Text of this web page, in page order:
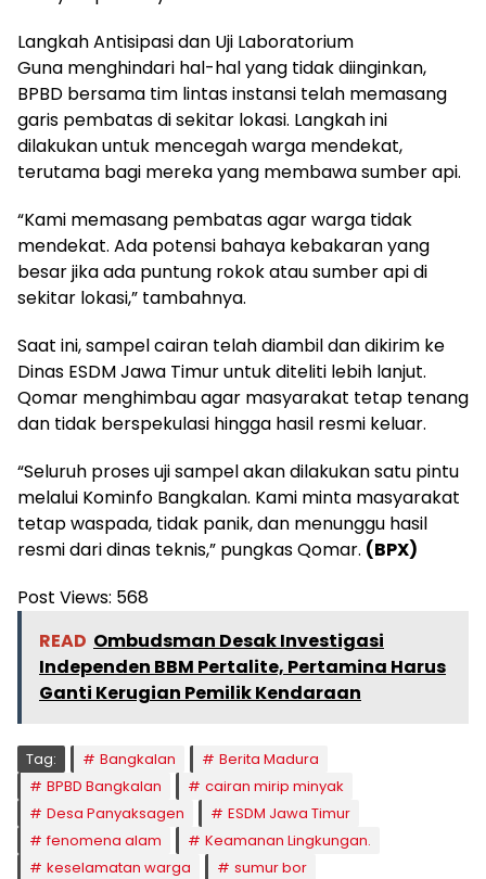
Langkah Antisipasi dan Uji Laboratorium
Guna menghindari hal-hal yang tidak diinginkan,
BPBD bersama tim lintas instansi telah memasang
garis pembatas di sekitar lokasi. Langkah ini
dilakukan untuk mencegah warga mendekat,
terutama bagi mereka yang membawa sumber api.
“Kami memasang pembatas agar warga tidak
mendekat. Ada potensi bahaya kebakaran yang
besar jika ada puntung rokok atau sumber api di
sekitar lokasi,” tambahnya.
Saat ini, sampel cairan telah diambil dan dikirim ke
Dinas ESDM Jawa Timur untuk diteliti lebih lanjut.
Qomar menghimbau agar masyarakat tetap tenang
dan tidak berspekulasi hingga hasil resmi keluar.
“Seluruh proses uji sampel akan dilakukan satu pintu
melalui Kominfo Bangkalan. Kami minta masyarakat
tetap waspada, tidak panik, dan menunggu hasil
resmi dari dinas teknis,” pungkas Qomar. (BPX)
Post Views: 568
READ Ombudsman Desak Investigasi
Independen BBM Pertalite, Pertamina Harus
Ganti Kerugian Pemilik Kendaraan
Tag: Bangkalan
Berita Madura
BPBD Bangkalan
cairan mirip minyak
Desa Panyaksagen
ESDM Jawa Timur
fenomena alam
Keamanan Lingkungan.
keselamatan warga
sumur bor